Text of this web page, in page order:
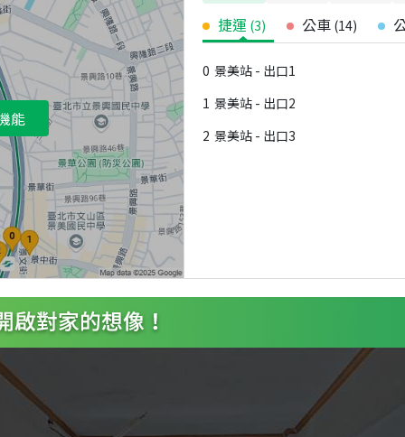
能
捷運 (3) 公車 (14)
0 景美站 - 出口1
1 景美站 - 出口2
2 景美站 - 出口3